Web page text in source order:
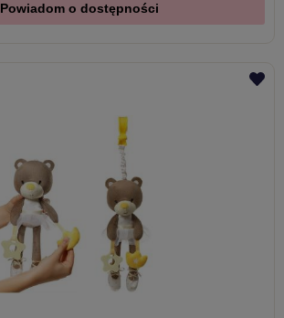
Powiadom o dostępności